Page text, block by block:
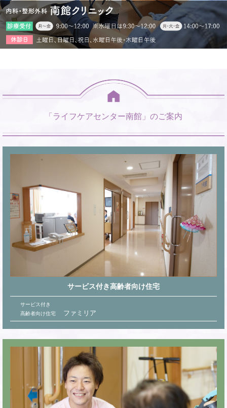
「ライフケアセンター南館」のご案内
サービス付き高齢者向け住宅
サービス付き
高齢者向け住宅
ファミリア